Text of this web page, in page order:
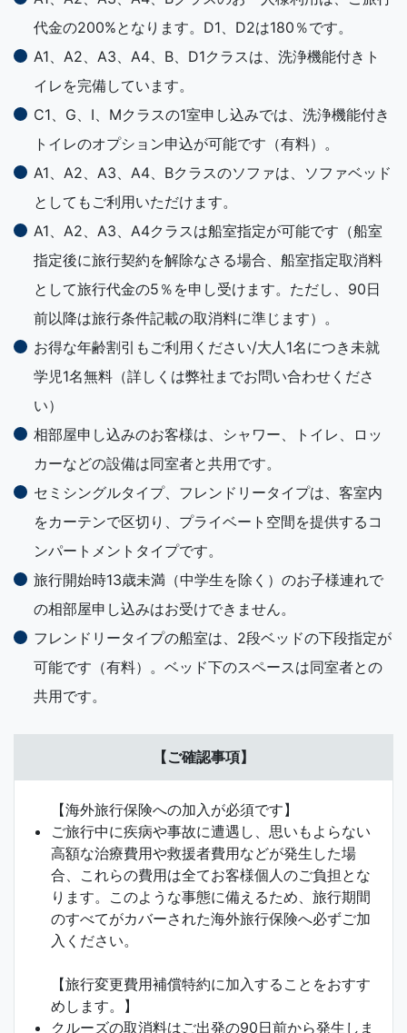
代金の200%となります。D1、D2は180％です。
A1、A2、A3、A4、B、D1クラスは、洗浄機能付きト
イレを完備しています。
C1、G、I、Mクラスの1室申し込みでは、洗浄機能付き
トイレのオプション申込が可能です（有料）。
A1、A2、A3、A4、Bクラスのソファは、ソファベッド
としてもご利用いただけます。
A1、A2、A3、A4クラスは船室指定が可能です（船室
指定後に旅行契約を解除なさる場合、船室指定取消料
として旅行代金の5％を申し受けます。ただし、90日
前以降は旅行条件記載の取消料に準じます）。
お得な年齢割引もご利用ください/大人1名につき未就
学児1名無料（詳しくは弊社までお問い合わせくださ
い）
相部屋申し込みのお客様は、シャワー、トイレ、ロッ
カーなどの設備は同室者と共用です。
セミシングルタイプ、フレンドリータイプは、客室内
をカーテンで区切り、プライベート空間を提供するコ
ンパートメントタイプです。
旅行開始時13歳未満（中学生を除く）のお子様連れで
の相部屋申し込みはお受けできません。
フレンドリータイプの船室は、2段ベッドの下段指定が
可能です（有料）。ベッド下のスペースは同室者との
共用です。
【ご確認事項】
【海外旅行保険への加入が必須です】
ご旅行中に疾病や事故に遭遇し、思いもよらない
高額な治療費用や救援者費用などが発生した場
合、これらの費用は全てお客様個人のご負担とな
ります。このような事態に備えるため、旅行期間
のすべてがカバーされた海外旅行保険へ必ずご加
入ください。
【旅行変更費用補償特約に加入することをおすす
めします。】
クルーズの取消料はご出発の90日前から発生しま